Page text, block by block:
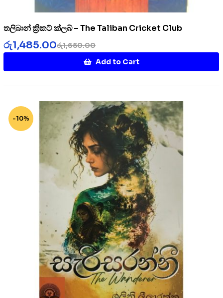
තලිබාන් ක්‍රිකට් ක්ලබ් – The Taliban Cricket Club
රු1,650.00
රු1,485.00
Add to Cart
-10%